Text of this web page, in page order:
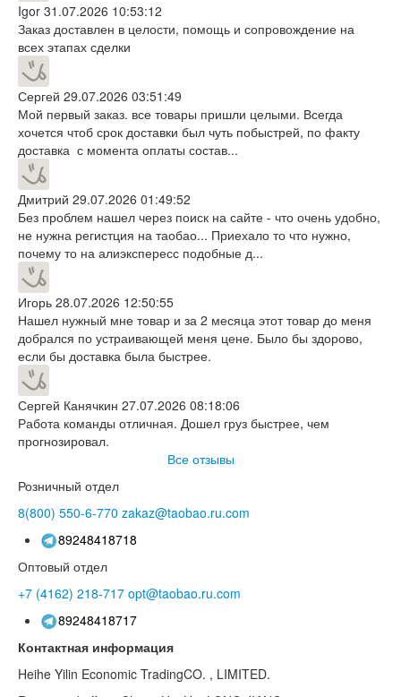
Igor 31.07.2026 10:53:12
Заказ доставлен в целости, помощь и сопровождение на
всех этапах сделки
Сергей 29.07.2026 03:51:49
Мой первый заказ. все товары пришли целыми. Всегда
хочется чтоб срок доставки был чуть побыстрей, по факту
доставка с момента оплаты состав...
Дмитрий 29.07.2026 01:49:52
Без проблем нашел через поиск на сайте - что очень удобно,
не нужна регистция на таобао... Приехало то что нужно,
почему то на алиэкспересс подобные д...
Игорь 28.07.2026 12:50:55
Нашел нужный мне товар и за 2 месяца этот товар до меня
добрался по устраивающей меня цене. Было бы здорово,
если бы доставка была быстрее.
Сергей Канячкин 27.07.2026 08:18:06
Работа команды отличная. Дошел груз быстрее, чем
прогнозировал.
Все отзывы
Розничный отдел
8(800) 550-6-770 zakaz@taobao.ru.com
89248418718
Оптовый отдел
+7 (4162) 218-717 opt@taobao.ru.com
89248418717
Контактная информация
Heihe Yilin Economic TradingCO. , LIMITED.